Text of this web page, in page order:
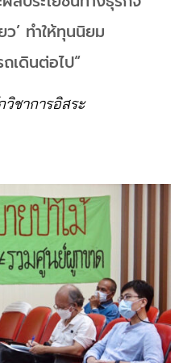
’ ทำให้ทุนนิยม
เดินต่อไป“
ชาการอิสระ